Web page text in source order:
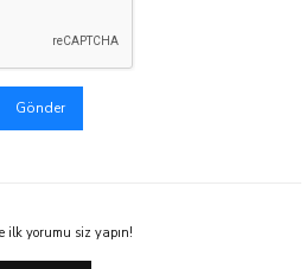
Gönder
ilk yorumu siz yapın!